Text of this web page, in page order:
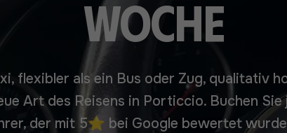
Woche
flexibler als ein Bus oder Zug, qualitativ
Art des Reisens in Porticcio. Buchen
der mit 5⭐ bei Google bewertet